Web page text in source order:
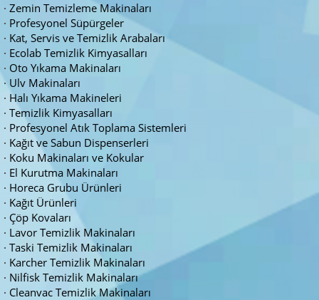
Zemin Temizleme Makinaları
Profesyonel Süpürgeler
Kat, Servis ve Temizlik Arabaları
Ecolab Temizlik Kimyasalları
Oto Yıkama Makinaları
Ulv Makinaları
Halı Yıkama Makineleri
Temizlik Kimyasalları
Profesyonel Atık Toplama Sistemleri
Kağıt ve Sabun Dispenserleri
Koku Makinaları ve Kokular
El Kurutma Makinaları
Horeca Grubu Ürünleri
Kağıt Ürünleri
Çöp Kovaları
Lavor Temizlik Makinaları
Taski Temizlik Makinaları
Karcher Temizlik Makinaları
Nilfisk Temizlik Makinaları
Cleanvac Temizlik Makinaları